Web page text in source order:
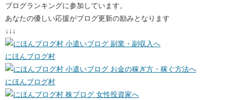
ブログランキングに参加しています。
あなたの優しい応援がブログ更新の励みとなります
↓↓↓
にほんブログ村
にほんブログ村